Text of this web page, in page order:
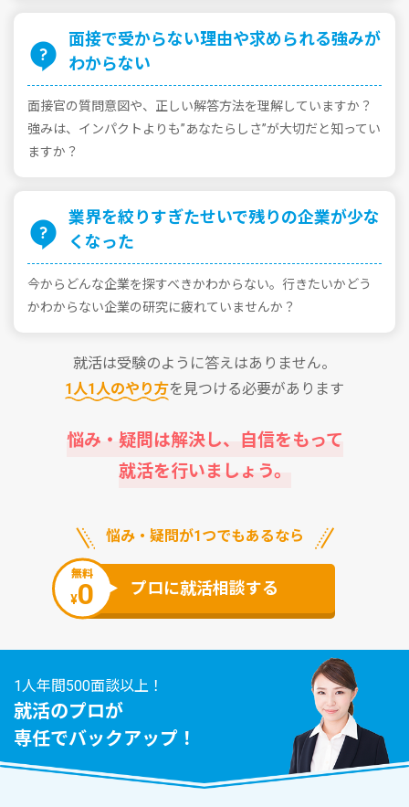
⾯接で受からない理由や求められる強みが
わからない
⾯接官の質問意図や、正しい解答⽅法を理解していますか？
強みは、インパクトよりも”あなたらしさ”が⼤切だと知ってい
ますか？
業界を絞りすぎたせいで残りの企業が少な
くなった
今からどんな企業を探すべきかわからない。⾏きたいかどう
かわからない企業の研究に疲れていませんか？
就活は受験のように答えはありません。
1⼈1⼈のやり⽅を⾒つける必要があります
悩み・疑問は解決し、⾃信をもって
就活を⾏いましょう。
悩み・疑問が1つでもあるなら
無料
¥0 プロに就活相談する
1人年間500面談以上！
就活のプロが
専任でバックアップ！